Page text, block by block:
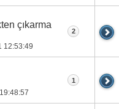
çıkarma
12:53:49
2
19:48:57
1